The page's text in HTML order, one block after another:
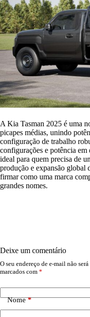
A Kia Tasman 2025 é uma
picapes médias, unindo
configuração de trabalho
configurações e potência em
ideal para quem precisa de
produção e expansão global
firmar como uma marca
grandes nomes.
Deixe um comentário
O seu endereço de e-mail não
marcados com *
Nome*